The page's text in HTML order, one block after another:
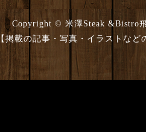
Copyright © 米澤Steak &Bistro
【掲載の記事・写真・イラストなど